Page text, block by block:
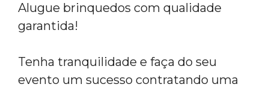
Alugue brinquedos com qualidade
garantida!
Tenha tranquilidade e faça do seu
evento um sucesso contratando uma